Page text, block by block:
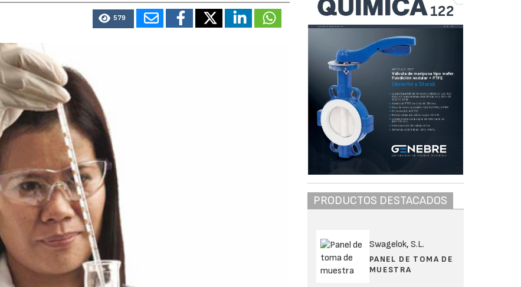
579
PRODUCTOS DESTACADOS
Swagelok, S.L.
PANEL DE TOMA DE
MUESTRA